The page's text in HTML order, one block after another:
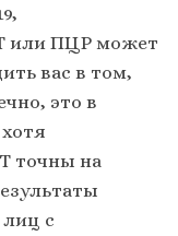
или ПЦР может
вас в том,
это в
точны на
с